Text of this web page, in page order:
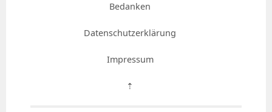
Bedanken
Datenschutzerklärung
Impressum
⇡